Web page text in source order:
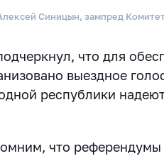
Синицын, зампред
что для
выездное
республики
что